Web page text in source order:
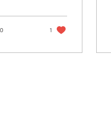
0 1